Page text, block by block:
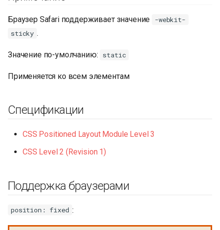
Браузер Safari поддерживает значение
-webkit-
sticky .
Значение по-умолчанию: static
Применяется ко всем элементам
Спецификации
CSS Positioned Layout Module Level 3
CSS Level 2 (Revision 1)
Поддержка браузерами
position: fixed :